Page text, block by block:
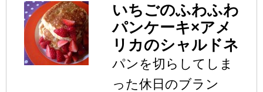
いちごのふわふわ
パンケーキ×アメ
リカのシャルドネ
パンを切らしてしま
った休日のブラン